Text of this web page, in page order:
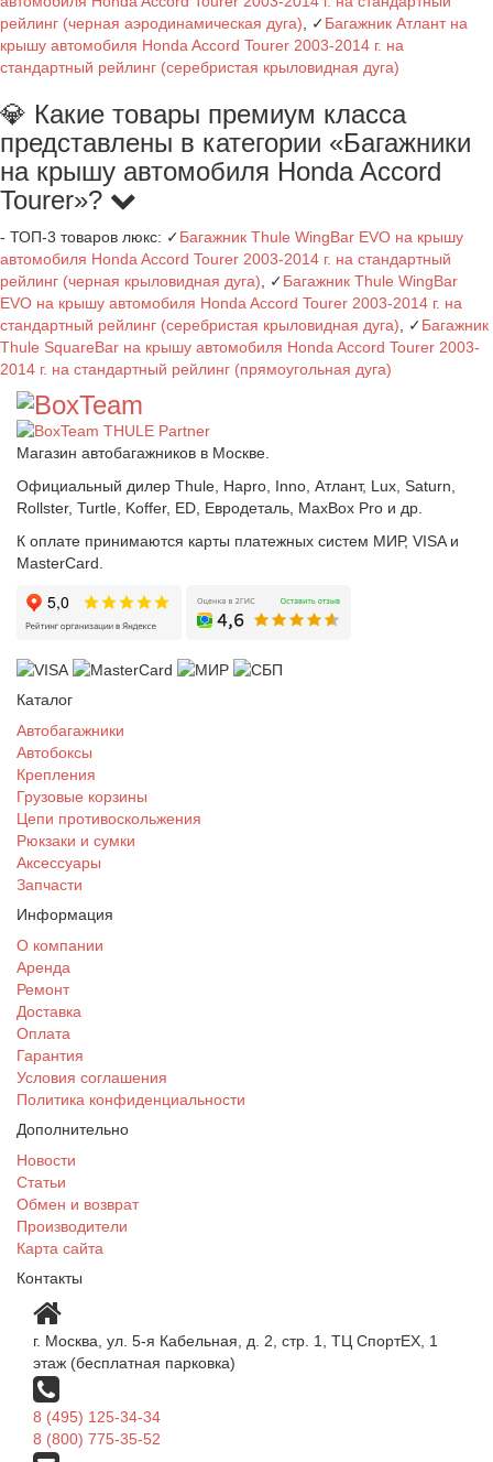
рейлинг (черная аэродинамическая дуга), ✓Багажник Атлант на
крышу автомобиля Honda Accord Tourer 2003-2014 г. на
стандартный рейлинг (серебристая крыловидная дуга)
💎 Какие товары премиум класса
представлены в категории «Багажники
на крышу автомобиля Honda Accord
Tourer»?
- ТОП-3 товаров люкс: ✓Багажник Thule WingBar EVO на крышу
автомобиля Honda Accord Tourer 2003-2014 г. на стандартный
рейлинг (черная крыловидная дуга), ✓Багажник Thule WingBar
EVO на крышу автомобиля Honda Accord Tourer 2003-2014 г. на
стандартный рейлинг (серебристая крыловидная дуга), ✓Багажник
Thule SquareBar на крышу автомобиля Honda Accord Tourer 2003-
2014 г. на стандартный рейлинг (прямоугольная дуга)
Магазин автобагажников в Москве.
Официальный дилер Thule, Hapro, Inno, Атлант, Lux, Saturn,
Rollster, Turtle, Koffer, ED, Евродеталь, MaxBox Pro и др.
К оплате принимаются карты платежных систем МИР, VISA и
MasterCard.
Каталог
Автобагажники
Автобоксы
Крепления
Грузовые корзины
Цепи противоскольжения
Рюкзаки и сумки
Аксессуары
Запчасти
Информация
О компании
Аренда
Ремонт
Доставка
Оплата
Гарантия
Условия соглашения
Политика конфиденциальности
Дополнительно
Новости
Статьи
Обмен и возврат
Производители
Карта сайта
Контакты
г. Москва, ул. 5-я Кабельная, д. 2, стр. 1, ТЦ СпортEX, 1
этаж (бесплатная парковка)
8 (495) 125-34-34
8 (800) 775-35-52